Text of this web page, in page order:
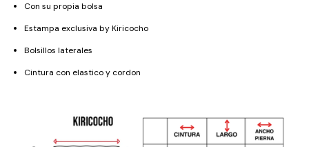
Con su propia bolsa
Estampa exclusiva by Kiricocho
Bolsillos laterales
Cintura con elastico y cordon